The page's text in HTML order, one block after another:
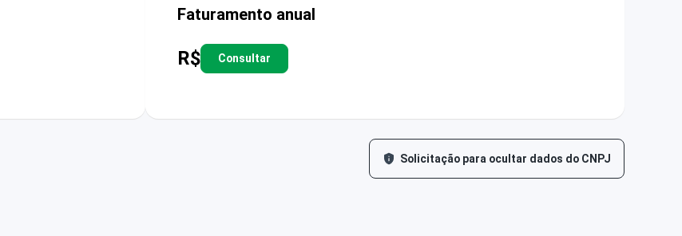
Faturamento anual
R$ Consultar
Solicitação para ocultar dados do CNPJ